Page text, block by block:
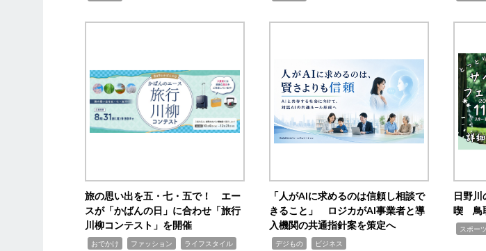
旅の思い出を五・七・五で！ エー
スが「かばんの日」に合わせ「旅行
川柳コンテスト」を開催
おでかけ ファッション ライフスタイル
「人がAIに求めるのは信頼し相談で
きること」 ロジカがAI事業者と導
入機関の共通指針案を策定へ
デジもの ビジネス
日野
喫 鳥
スポーツ